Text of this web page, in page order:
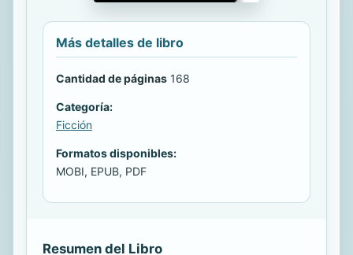
Más detalles de libro
Cantidad de páginas 168
Categoría:
Ficción
Formatos disponibles:
MOBI, EPUB, PDF
Resumen del Libro